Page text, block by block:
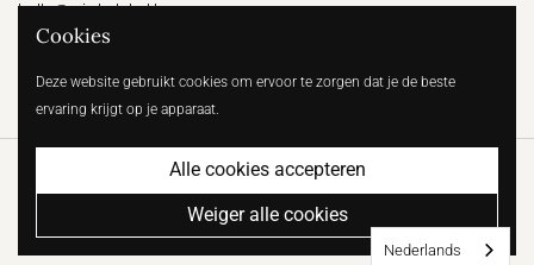
hallo@witthelabel.be
Wit | Betaalbare bruidsmode voor de moderne
bruid.Powered by Shopify
Land/region
(EUR €)
Cookies
Deze website gebruikt cookies om ervoor te zorgen dat je de beste
ervaring krijgt op je apparaat.
Alle cookies accepteren
Weiger alle cookies
Nederlands